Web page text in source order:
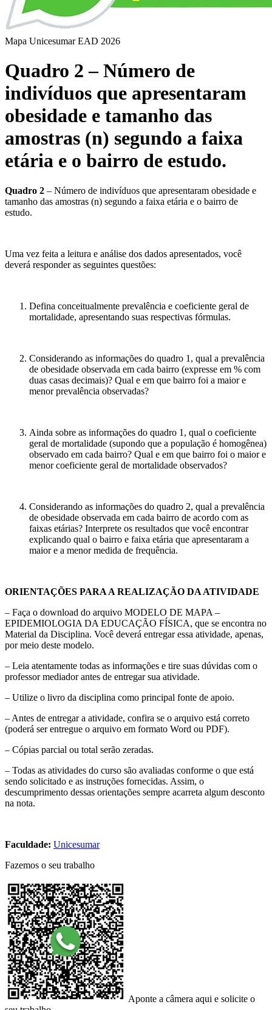
Mapa Unicesumar EAD 2026
Quadro 2 – Número de
indivíduos que apresentaram
obesidade e tamanho das
amostras (n) segundo a faixa
etária e o bairro de estudo.
Quadro 2 – Número de indivíduos que apresentaram obesidade e
tamanho das amostras (n) segundo a faixa etária e o bairro de
estudo.
Uma vez feita a leitura e análise dos dados apresentados, você
deverá responder as seguintes questões:
Defina conceitualmente prevalência e coeficiente geral de
mortalidade, apresentando suas respectivas fórmulas.
Considerando as informações do quadro 1, qual a prevalência
de obesidade observada em cada bairro (expresse em % com
duas casas decimais)? Qual e em que bairro foi a maior e
menor prevalência observadas?
Ainda sobre as informações do quadro 1, qual o coeficiente
geral de mortalidade (supondo que a população é homogênea)
observado em cada bairro? Qual e em que bairro foi o maior e
menor coeficiente geral de mortalidade observados?
Considerando as informações do quadro 2, qual a prevalência
de obesidade observada em cada bairro de acordo com as
faixas etárias? Interprete os resultados que você encontrar
explicando qual o bairro e faixa etária que apresentaram a
maior e a menor medida de frequência.
ORIENTAÇÕES PARA A REALIZAÇÃO DA ATIVIDADE
– Faça o download do arquivo MODELO DE MAPA –
EPIDEMIOLOGIA DA EDUCAÇÃO FÍSICA, que se encontra no
Material da Disciplina. Você deverá entregar essa atividade, apenas,
por meio deste modelo.
– Leia atentamente todas as informações e tire suas dúvidas com o
professor mediador antes de entregar sua atividade.
– Utilize o livro da disciplina como principal fonte de apoio.
– Antes de entregar a atividade, confira se o arquivo está correto
(poderá ser entregue o arquivo em formato Word ou PDF).
– Cópias parcial ou total serão zeradas.
– Todas as atividades do curso são avaliadas conforme o que está
sendo solicitado e as instruções fornecidas. Assim, o
descumprimento dessas orientações sempre acarreta algum desconto
na nota.
Faculdade: Unicesumar
Fazemos o seu trabalho
Aponte a câmera aqui e solicite o